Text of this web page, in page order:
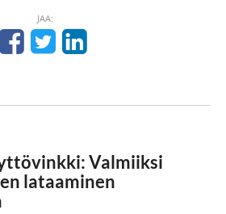
JAA:
Valmiiksi
lataaminen